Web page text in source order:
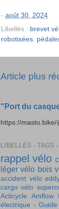
- août 30, 2024
Libellés : brevet
robotisées
Article plus
"Port du
https://
LIBELLÉS - TAGS
rappel vélo
léger vélo bois
accident vélo
cargo vélo
Acticycle
Amflow
électrique - Guide